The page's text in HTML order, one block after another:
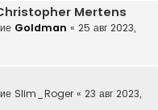
Mertens
Goldman « 25 авг 2023,
Slim_Roger « 23 авг 2023,